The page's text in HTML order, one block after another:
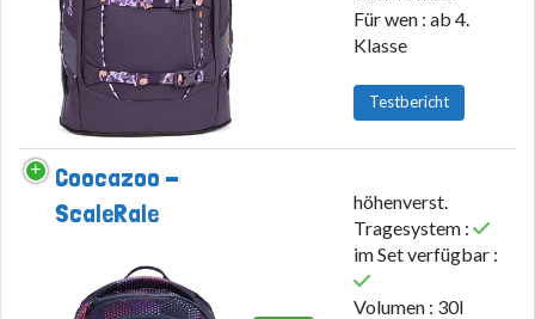
Für wen : ab 4.
Klasse
Testbericht
Coocazoo -
ScaleRale
höhenverst.
Tragesystem :
im Set verfügbar :
Volumen : 30l